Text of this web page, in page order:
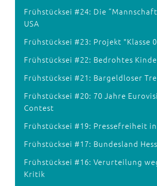
Frühstücksei #24: Die
USA
Frühstücksei #23: Projekt "Klasse
Frühstücksei #22: Bedrohtes
Frühstücksei #21: Bargeldloser
Frühstücksei #20: 70 Jahre
Contest
Frühstücksei #19: Pressefreiheit
Frühstücksei #17: Bundesland
Frühstücksei #16: Verurteilung
Kritik